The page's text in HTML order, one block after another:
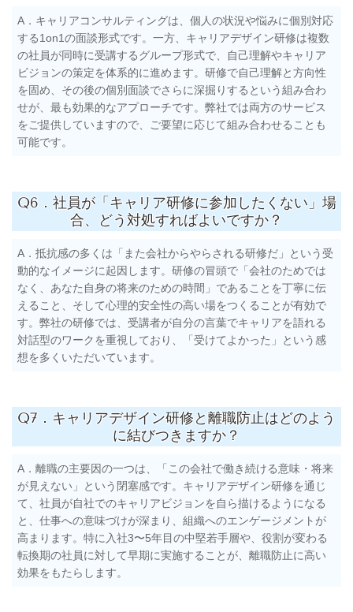
A．キャリアコンサルティングは、個人の状況や悩みに個別対応
する1on1の面談形式です。一方、キャリアデザイン研修は複数
の社員が同時に受講するグループ形式で、自己理解やキャリア
ビジョンの策定を体系的に進めます。研修で自己理解と方向性
を固め、その後の個別面談でさらに深掘りするという組み合わ
せが、最も効果的なアプローチです。弊社では両方のサービス
をご提供していますので、ご要望に応じて組み合わせることも
可能です。
Q6．社員が「キャリア研修に参加したくない」場
合、どう対処すればよいですか？
A．抵抗感の多くは「また会社からやらされる研修だ」という受
動的なイメージに起因します。研修の冒頭で「会社のためでは
なく、あなた自身の将来のための時間」であることを丁寧に伝
えること、そして心理的安全性の高い場をつくることが有効で
す。弊社の研修では、受講者が自分の言葉でキャリアを語れる
対話型のワークを重視しており、「受けてよかった」という感
想を多くいただいています。
Q7．キャリアデザイン研修と離職防止はどのよう
に結びつきますか？
A．離職の主要因の一つは、「この会社で働き続ける意味・将来
が見えない」という閉塞感です。キャリアデザイン研修を通じ
て、社員が自社でのキャリアビジョンを自ら描けるようになる
と、仕事への意味づけが深まり、組織へのエンゲージメントが
高まります。特に入社3〜5年目の中堅若手層や、役割が変わる
転換期の社員に対して早期に実施することが、離職防止に高い
効果をもたらします。